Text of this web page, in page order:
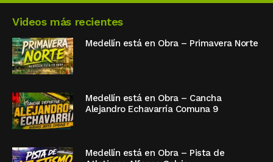
Videos más recientes
Medellín está en Obra – Primavera Norte
Medellín está en Obra – Cancha
Alejandro Echavarría Comuna 9
Medellín está en Obra – Pista de